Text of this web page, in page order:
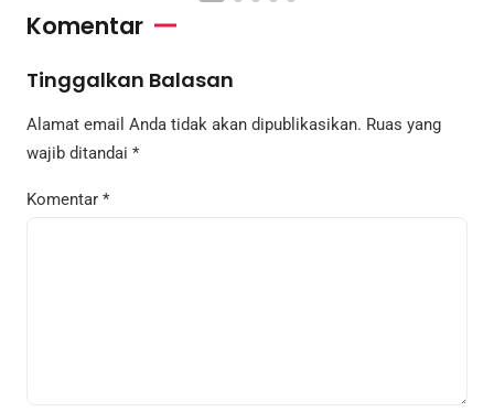
Komentar
Tinggalkan Balasan
Alamat email Anda tidak akan dipublikasikan. Ruas yang
wajib ditandai *
Komentar *